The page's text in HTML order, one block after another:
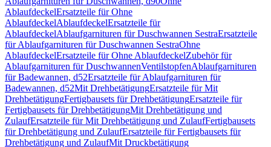
AblaufdeckelErsatzteile für Ohne
AblaufdeckelAblaufdeckelErsatzteile für
AblaufdeckelAblaufgarnituren für Duschwannen SestraErsatzteile
für Ablaufgarnituren für Duschwannen SestraOhne
AblaufdeckelErsatzteile für Ohne AblaufdeckelZubehör für
Ablaufgarnituren für DuschwannenVentilstopfenAblaufgarnituren
für Badewannen, d52Ersatzteile für Ablaufgarnituren für
Badewannen, d52Mit DrehbetätigungErsatzteile für Mit
DrehbetätigungFertigbausets für DrehbetätigungErsatzteile für
Fertigbausets für DrehbetätigungMit Drehbetätigung und
ZulaufErsatzteile für Mit Drehbetätigung und ZulaufFertigbausets
für Drehbetätigung und ZulaufErsatzteile für Fertigbausets für
Drehbetätigung und ZulaufMit Druckbetätigung